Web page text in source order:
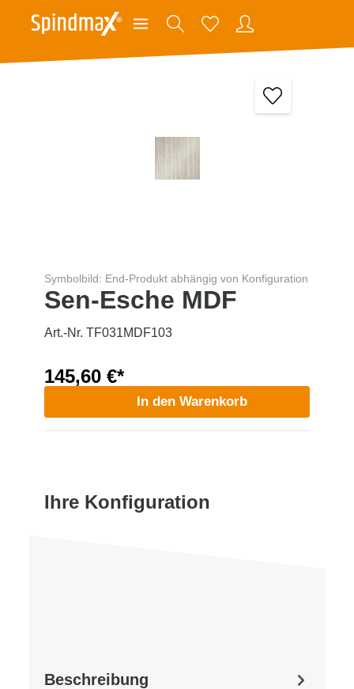
Symbolbild: End-Produkt abhängig von Konfiguration
Sen-Esche MDF
Art.-Nr. TF031MDF103
145,60 €*
In den Warenkorb
Ihre Konfiguration
Beschreibung